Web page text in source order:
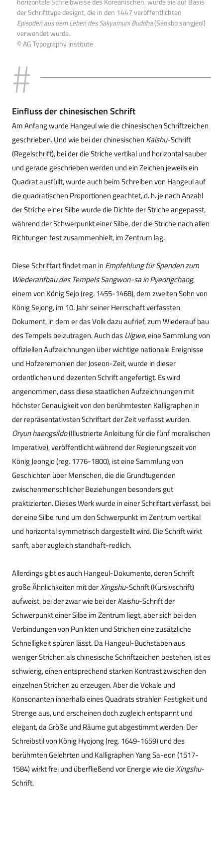
horizontale Schreibweise des Koreanischen, wurde sie auf Basis
der Schrifttype designt, die in den 1447 veröffentlichten
Episoden aus dem Leben des Sakyamuni Buddha(Seokbo sangjeol)
verwendet wurde.
© AG Typography Institute
Einfluss der chinesischen Schrift
Am Anfang wurde Hangeul wie die chinesischen Schriftzeichen
geschrieben. Und wie bei der chinesischen Kaishu-Schrift
(Regelschrift), bei der die Striche vertikal und horizontal sauber
und gerade geschrieben werden und ein Zeichen jeweils ein
Quadrat ausfüllt, wurde auch beim Schreiben von Hangeul auf
die quadratischen Proportionen geachtet, d. h. je nach Anzahl
der Striche einer Silbe wurde die Dichte der Striche angepasst,
während der Schwerpunkt einer Silbe, der die Striche nach allen
Richtungen fest zusammenhielt, im Zentrum lag.
Diese Schriftart findet man in Empfehlung für Spenden zum
Wiederanfbau des Tempels Sangwon-sa in Pyeongchang,
einem von König Sejo (reg. 1455-1468), dem zweiten Sohn von
König Sejong, im 10. Jahr seiner Herrschaft verfassten
Dokument, in dem er das Volk dazu aufrief, zum Wiederauf bau
des Tempels beizutragen. Auch dasUigwe, eine Sammlung von
offiziellen Aufzeichnungen über wichtige nationale Ereignisse
und Hofzeremonien der Joseon-Zeit, wurde in dieser
ordentlichen und dezenten Schrift angefertigt. Es wird
angenommen, dass diese staatlichen Aufzeichnungen mit
höchster Genauigkeit von den berühmtesten Kalligraphen in
der repräsentativsten Schriftart der Zeit verfasst wurden.
Oryun haengsildo(Illustrierte Anleitung für die fünf moralischen
Imperative), veröffentlicht während der Regierungszeit von
König Jeongjo (reg. 1776-1800), ist eine Sammlung von
Geschichten über Menschen, die die Grundtugenden
zwischenmenschlicher Beziehungen besonders gut
praktizierten. Dieses Werk wurde in einer Schriftart verfasst, bei
der eine Silbe rund um den Schwerpunkt im Zentrum vertikal
und horizontal symmetrisch dargestellt wird. Die Schrift wirkt
sanft, aber zugleich standhaft-redlich.
Allerdings gibt es auch Hangeul-Dokumente, deren Schrift
große Ähnlichkeiten mit derXingshu-Schrift (Kursivschrift)
aufweist, bei der zwar wie bei derKaishu-Schrift der
Schwerpunkt einer Silbe im Zentrum liegt, aber sich bei den
Verbindungen von Pun kten und Strichen eine zusätzliche
Schnelligkeit spüren lässt. Da Hangeul-Buchstaben aus
weniger Strichen als chinesische Schriftzeichen bestehen, ist es
schwierig, einen entsprechend starken Kontrast zwischen den
einzelnen Strichen zu erzeugen. Aber die Vokale und
Konsonanten innerhalb eines Quadrats strahlen Festigkeit und
Strenge aus, und erscheinen doch zugleich entspannt und
elegant, da Größe und Räume gut abgestimmt werden. Der
Schreibstil von König Hyojong (reg. 1649-1659) und des
berühmten Gelehrten und Kalligraphen Yang Sa-eon (1517-
1584) wirkt frei und überfließend vor Energie wie dieXingshu-
Schrift.